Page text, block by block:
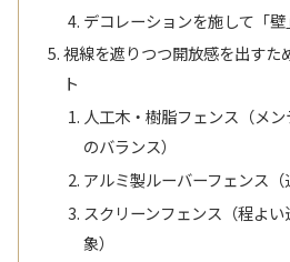
デコレーションを施して「
視線を遮りつつ開放感を出すた
ト
人工木・樹脂フェンス（メ
のバランス）
アルミ製ルーバーフェンス（
スクリーンフェンス（程よ
象）